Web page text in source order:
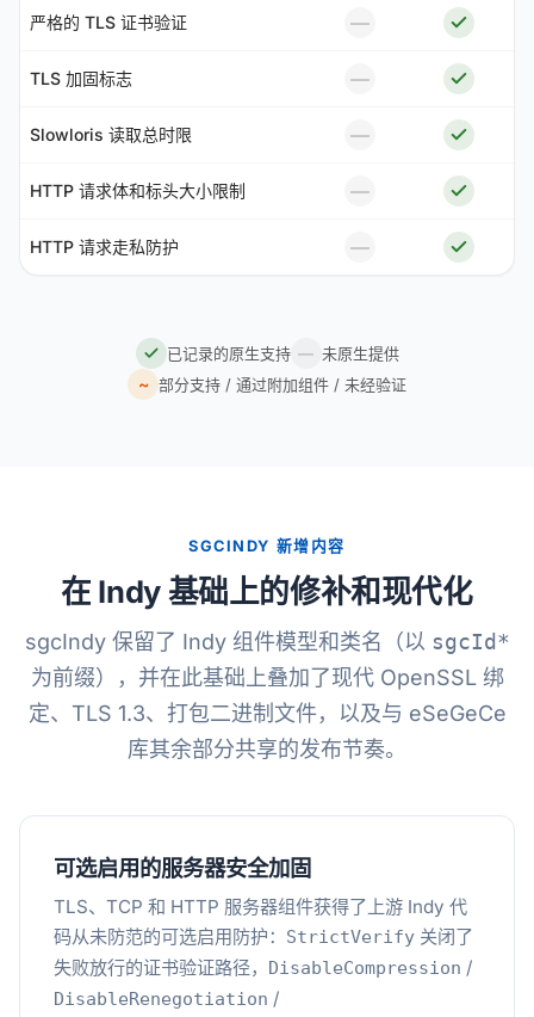
严格的 TLS 证书验证 —
TLS 加固标志 —
Slowloris 读取总时限 —
HTTP 请求体和标头大小限制 —
HTTP 请求走私防护 —
已记录的原生支持 — 未原生提供
~ 部分支持 / 通过附加组件 / 未经验证
SGCINDY 新增内容
在 Indy 基础上的修补和现代化
sgcIndy 保留了 Indy 组件模型和类名（以 sgcId*
为前缀），并在此基础上叠加了现代 OpenSSL 绑
定、TLS 1.3、打包二进制文件，以及与 eSeGeCe
库其余部分共享的发布节奏。
可选启用的服务器安全加固
TLS、TCP 和 HTTP 服务器组件获得了上游 Indy 代
码从未防范的可选启用防护： StrictVerify 关闭了
失败放行的证书验证路径， DisableCompression /
DisableRenegotiation /